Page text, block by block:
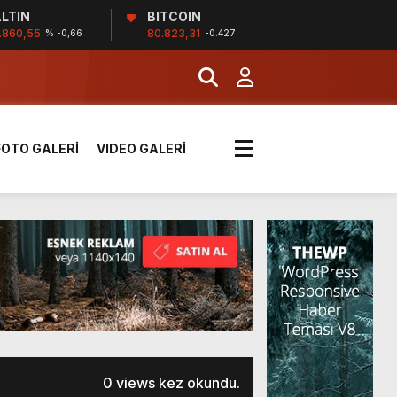
% -0,66
BITCOIN
80.823,31 -0.427
kararı verildi
etkili olacak
SGK
GALERİ VIDEO GALERİ
0 views kez okundu.